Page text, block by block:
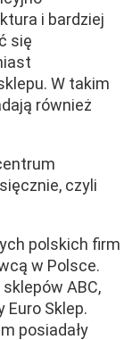
i bardziej
się
W takim
również
czyli
polskich firm
w Polsce.
ABC,
Euro Sklep.
posiadały